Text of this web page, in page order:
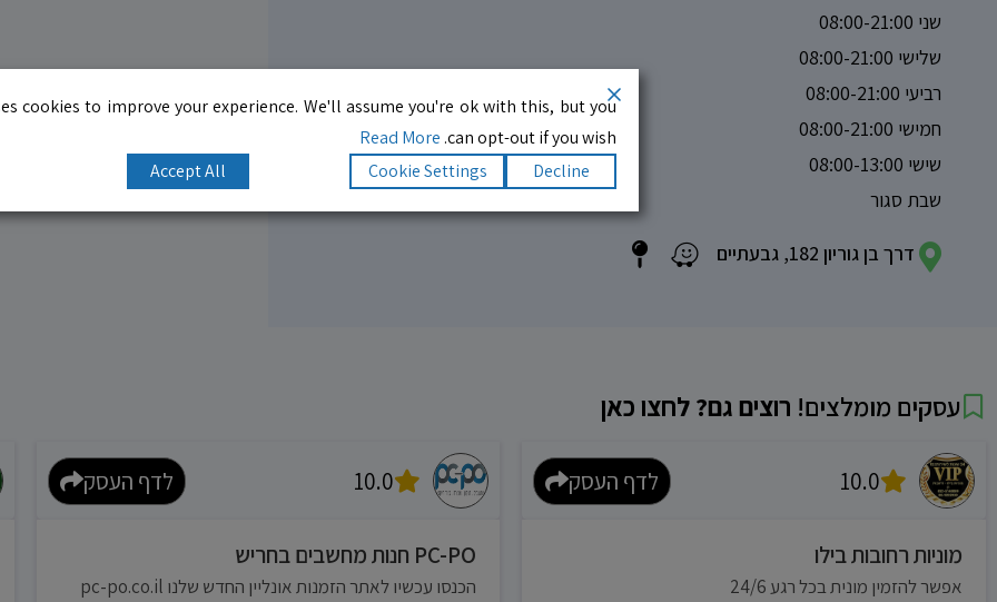
שני 08:00-21:00
שלישי 08:00-21:00
רביעי 08:00-21:00
חמישי 08:00-21:00
שישי 08:00-13:00
שבת סגור
דרך בן גוריון 182, גבעתיים
עסקים מומלצים! רוצים גם? לחצו כאן
10.0 לדף העסק
מוניות רחובות בילו
אפשר להזמין מונית בכל רגע 24/6
10.0 לדף העסק
PC-PO חנות מחשבים בחריש
הכנסו עכשיו לאתר הזמנות אונליין החדש שלנו pc-po.co.il
cookies to improve your experience. We'll assume you're ok with this, but you
can opt-out if you wish.
Read More
Decline
Cookie Settings
Accept All